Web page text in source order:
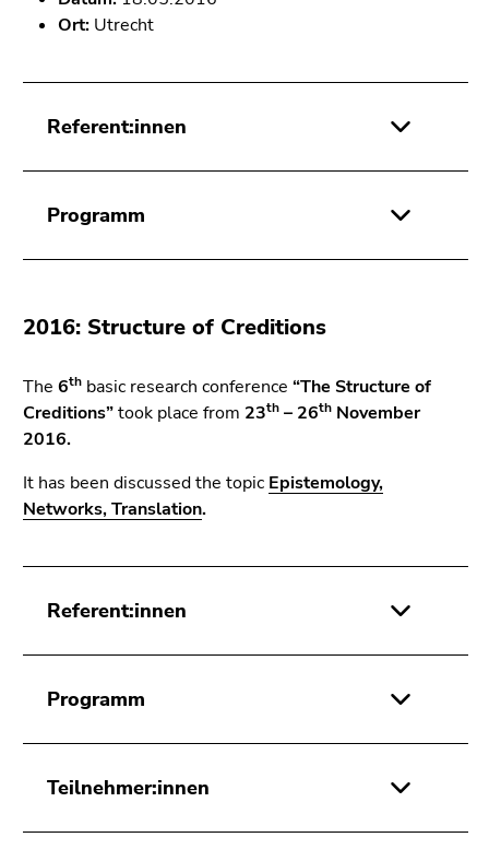
Ort: Utrecht
Referent:innen
Programm
2016: Structure of Creditions
The 6th basic research conference “The Structure of
Creditions”took place from 23th – 26th November
2016.
It has been discussed the topic Epistemology,
Networks, Translation.
Referent:innen
Programm
Teilnehmer:innen